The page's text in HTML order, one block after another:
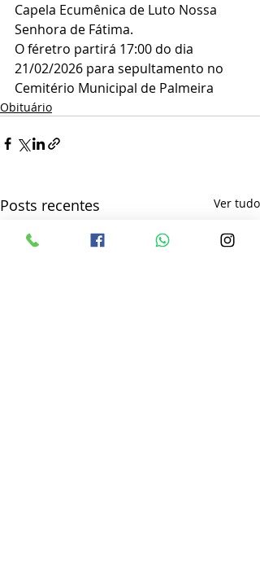
Capela Ecumênica de Luto Nossa
Senhora de Fátima.
O féretro partirá 17:00 do dia
21/02/2026 para sepultamento no
Cemitério Municipal de Palmeira
Obituário
Posts recentes Ver tudo